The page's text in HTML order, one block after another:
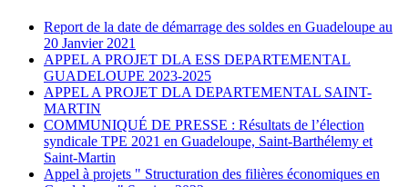
Report de la date de démarrage des soldes en Guadeloupe au
20 Janvier 2021
APPEL A PROJET DLA ESS DEPARTEMENTAL
GUADELOUPE 2023-2025
APPEL A PROJET DLA DEPARTEMENTAL SAINT-
MARTIN
COMMUNIQUÉ DE PRESSE : Résultats de l’élection
syndicale TPE 2021 en Guadeloupe, Saint-Barthélemy et
Saint-Martin
Appel à projets " Structuration des filières économiques en